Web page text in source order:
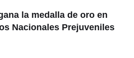
la medalla de oro en
Nacionales Prejuveniles